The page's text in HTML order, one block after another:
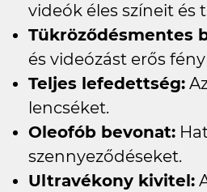
videók éles színeit és
Tükröződésmentes
és videózást erős
Teljes lefedettség:
lencséket.
Oleofób bevonat:
szennyeződéseket.
Ultravékony kivitel: